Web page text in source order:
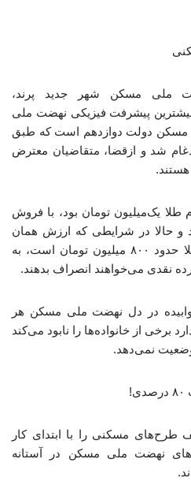
ملی مسکن شهر جدید پرند،
بیشترین پیشرفت فیزیکی نهضت ملی
مسکن دولت دوازدهم است که طبق
شد و ازقضا، متقاضیان معترض
هستند.
طلا یک‌میلیون تومان بود، با فروش
و حالا در شرایطی که ارزش همان
آورده اولیه آن‌ها با نرخ روز طلا حدود ۸۰۰ میلیون تومان است، به
نقدی می‌خواهند انصراف بدهند.
در دل نهضت ملی مسکن هر
برخی از خانواده‌ها را نابود می‌کند
نمی‌دهد.
مسکنی را با ابتدای کار
نهضت ملی مسکن در آستانه